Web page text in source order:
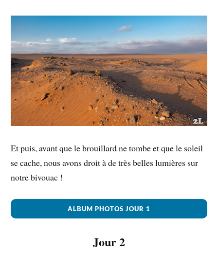
Et puis, avant que le brouillard ne tombe et que le soleil
se cache, nous avons droit à de très belles lumières sur
notre bivouac !
ALBUM PHOTOS JOUR 1
Jour 2